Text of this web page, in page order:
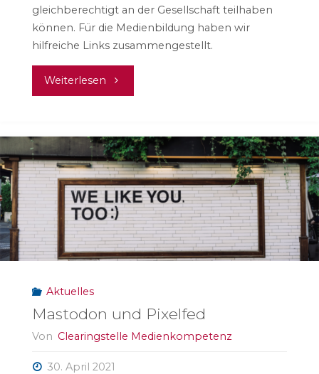
gleichberechtigt an der Gesellschaft teilhaben
können. Für die Medienbildung haben wir
hilfreiche Links zusammengestellt.
Weiterlesen "Medienbildung
Inklusion"
Aktuelles
Mastodon und Pixelfed
Von Clearingstelle Medienkompetenz
30. April 2021